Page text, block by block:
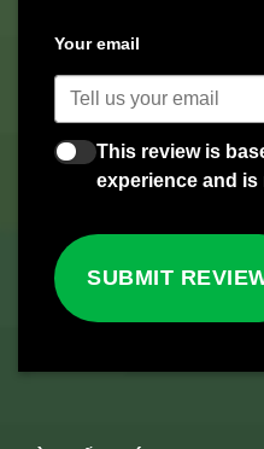
Your email
This review is
experience and
SUBMIT